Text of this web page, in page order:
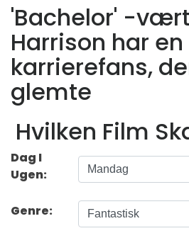
'Bachelor' -
Harrison har
karrierefans,
glemte
Hvilken Film
Dag I
Ugen:
Genre: